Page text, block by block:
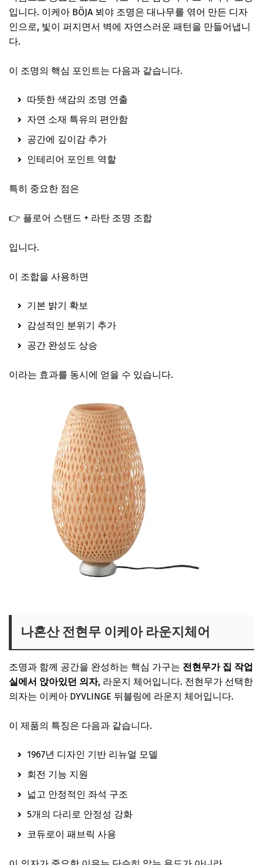
입니다. 이케아 BÖJA 뵈야 조명은 대나무를 엮어 만든 디자
인으로, 빛이 퍼지면서 벽에 자연스러운 패턴을 만들어냅니
다.
이 조명의 핵심 포인트는 다음과 같습니다.
따뜻한 색감의 조명 연출
자연 소재 특유의 편안함
공간에 깊이감 추가
인테리어 포인트 역할
특히 중요한 점은
👉 플로어 스탠드 + 라탄 조명 조합
입니다.
이 조합을 사용하면
기본 밝기 확보
감성적인 분위기 추가
공간 완성도 상승
이라는 효과를 동시에 얻을 수 있습니다.
나혼산 전현무 이케아 라운지체어
조명과 함께 공간을 완성하는 핵심 가구는 전현무가 집 작업
실에서 앉아있던 의자, 라운지 체어입니다. 전현무가 선택한
의자는 이케아 DYVLINGE 뒤블링에 라운지 체어입니다.
이 제품의 특징은 다음과 같습니다.
1967년 디자인 기반 리뉴얼 모델
회전 기능 지원
넓고 안정적인 좌석 구조
5개의 다리로 안정성 강화
코듀로이 패브릭 사용